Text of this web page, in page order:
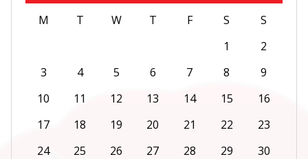
M
T W T F S
S
1
2
3
4 5 6 7 8
9
10
11 12 13 14 15
16
17
18 19 20 21 22
23
24
25 26 27 28 29
30